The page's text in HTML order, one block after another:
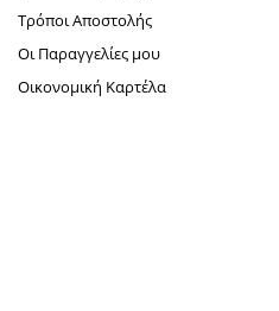
Τρόποι Αποστολής
Oι Παραγγελίες μου
Oικονομική Καρτέλα